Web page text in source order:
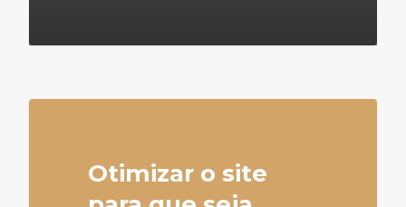
Otimizar o site